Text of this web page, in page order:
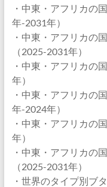
・中東・アフリカの
年-2031年）
・中東・アフリカの
（2025-2031年）
・中東・アフリカの
年）
・中東・アフリカの
年-2024年）
・中東・アフリカの
年）
・中東・アフリカの
（2025-2031年）
・世界のタイプ別ブ